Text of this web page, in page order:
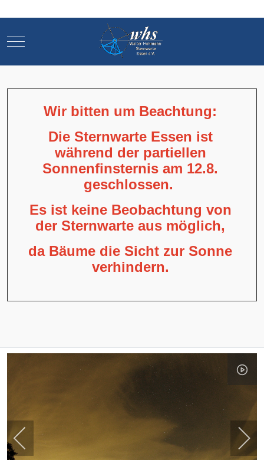
Mobile Menu Toggle
Wir bitten um Beachtung:
Die Sternwarte Essen ist
während der partiellen
Sonnenfinsternis am 12.8.
geschlossen.
Es ist keine Beobachtung von
der Sternwarte aus möglich,
da Bäume die Sicht zur Sonne
verhindern.